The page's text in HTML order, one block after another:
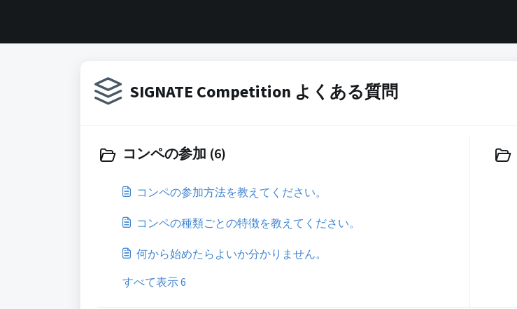
SIGNATE Competition よくある質問
コンペの参加 (6)
コンペの参加方法を教えてください。
コンペの種類ごとの特徴を教えてください。
何から始めたらよいか分かりません。
すべて表示 6